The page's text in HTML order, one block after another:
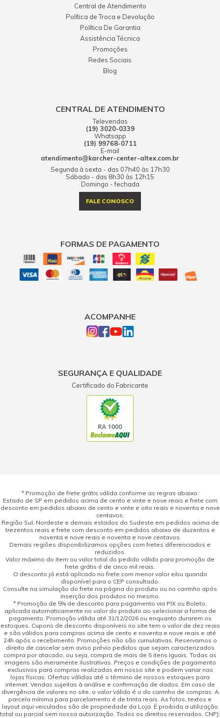
Central de Atendimento
Política de Troca e Devolução
Política De Garantia
Assistência Técnica
Promoções
Redes Sociais
Blog
CENTRAL DE ATENDIMENTO
Televendas
(19) 3020-0339
Whatsapp
(19) 99768-0711
E-mail
atendimento@karcher-center-altex.com.br
Segunda à sexta - das 07h40 às 17h30
Sábado - das 8h30 às 12h15
Domingo - fechada
FALE CONOSCO
FORMAS DE PAGAMENTO
ACOMPANHE
SEGURANÇA E QUALIDADE
Certificado do Fabricante
* Promoção de frete grátis válida conforme as regras abaixo:
Estado de SP em pedidos acima de cento e vinte e nove reais e frete com
desconto em pedidos abaixo de cento e vinte e oito reais e noventa e nove
centavos.
Região Sul, Nordeste e demais estados do Sudeste em pedidos acima de
trezentos reais e frete com desconto em pedidos abaixo de duzentos e
noventa e nove reais e noventa e nove centavos.
Demais regiões disponibilizamos opções com fretes diferenciados e
reduzidos.
Valor máximo do item ou valor total do pedido válido para promoção de
frete grátis é de cinco mil reais.
O desconto já está aplicado no frete com menor valor e/ou quando
disponível para o CEP consultado.
Consulte na simulação do frete na página do produto ou no carrinho após
inserção dos produtos no mesmo.
* Promoção de 5% de desconto para pagamento via PIX ou Boleto,
aplicada automaticamente no valor do produto ao selecionar a forma de
pagamento. Promoção válida até 31/12/2026 ou enquanto durarem os
estoques. Cupons de desconto disponíveis no site tem o valor de dez reais
e são válidos para compras acima de cento e noventa e nove reais e até
24h após o recebimento. Promoções não são cumulativas. Reservamos o
direito de cancelar sem aviso prévio pedidos que sejam caracterizados
compra por atacado, ou seja, compra de mais de 5 itens iguais. Todas as
imagens são meramente ilustrativas. Preços e condições de pagamento
exclusivos para compras realizadas em nosso site e podem variar nas
lojas físicas. Ofertas válidas até o término de nossos estoques para
internet. Vendas sujeitas à análise e confirmação de dados. Em caso de
divergência de valores no site, o valor válido é o do carrinho de compras. A
parcela mínima para parcelamento é de trinta reais. As fotos, textos e
layout aqui veiculados são de propriedade da Loja. É proibida a utilização
total ou parcial sem nossa autorização. Todos os direitos reservados. CNPJ: